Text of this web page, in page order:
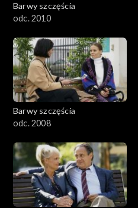
Barwy szczęścia
odc. 2010
Barwy szczęścia
odc. 2008